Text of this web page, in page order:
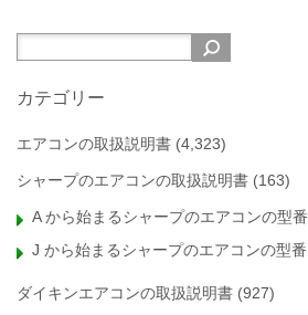
カテゴリー
エアコンの取扱説明書 (4,323)
シャープのエアコンの取扱説明書 (163)
A から始まるシャープのエアコンの型番
J から始まるシャープのエアコンの型番
ダイキンエアコンの取扱説明書 (927)